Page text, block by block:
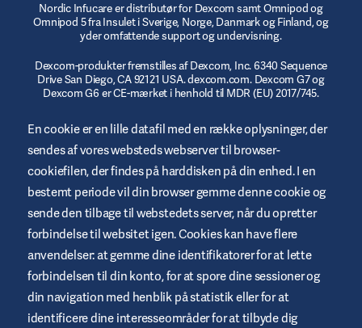
Nordic Infucare er distributør for Dexcom samt Omnipod og
Omnipod 5 fra Insulet i Sverige, Norge, Danmark og Finland, og
yder omfattende support og undervisning.
Dexcom-produkter fremstilles af Dexcom, Inc. 6340 Sequence
Drive San Diego, CA 92121 USA. dexcom.com. Dexcom G7 og
Dexcom G6 er CE-mærket i henhold til MDR (EU) 2017/745.
© 2023/2024 Insulet Corporation producent. Omnipod,
Omnipod-logoet, DASH, DASH-logoet og Podder er varemærker
eller registrerede varemærker tilhørende Insulet Corporation i
USA og andre jurisdiktioner. myomnipod.com Omnipod DASH
og Omnipod 5 er CE-mærket i henhold til MDR (EU) 2017/745.
Vilkår og betingelser for websted
Fortrolighetspolitik
Cookies
En cookie er en lille datafil med en række oplysninger, der
sendes af vores websteds webserver til browser-
cookiefilen, der findes på harddisken på din enhed. I en
bestemt periode vil din browser gemme denne cookie og
sende den tilbage til webstedets server, når du opretter
forbindelse til websitet igen. Cookies kan have flere
anvendelser: at gemme dine identifikatorer for at lette
forbindelsen til din konto, for at spore dine sessioner og
din navigation med henblik på statistik eller for at
identificere dine interesseområder for at tilbyde dig